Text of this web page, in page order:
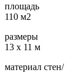
площадь
110 м2
размеры
13 х 11 м
материал стен/